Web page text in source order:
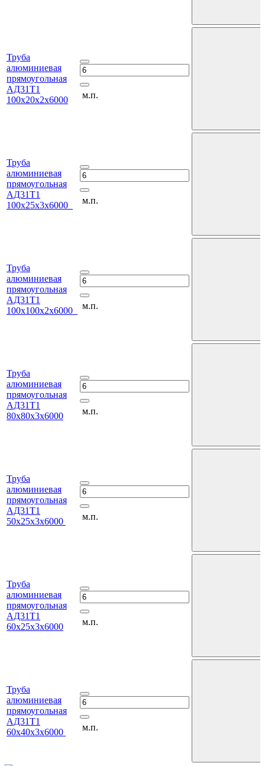
Труба
алюминиевая
прямоугольная
АД31Т1
100х20х2х6000
м.п.
Труба
алюминиевая
прямоугольная
АД31Т1
100х25х3х6000
м.п.
Труба
алюминиевая
прямоугольная
АД31Т1
100х100х2х6000
м.п.
Труба
алюминиевая
прямоугольная
АД31Т1
80х80х3х6000
м.п.
Труба
алюминиевая
прямоугольная
АД31Т1
50х25х3х6000
м.п.
Труба
алюминиевая
прямоугольная
АД31Т1
60х25х3х6000
м.п.
Труба
алюминиевая
прямоугольная
АД31Т1
60х40х3х6000
м.п.